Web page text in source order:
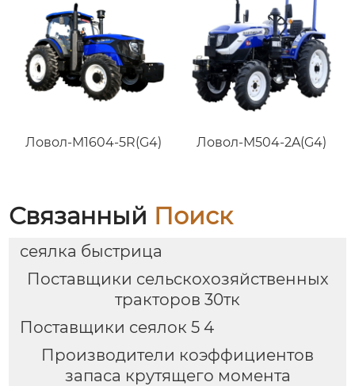
Ловол-M1604-5R(G4) Ловол-M504-2A(G4)
Связанный Поиск
сеялка быстрица
Поставщики сельскохозяйственных
тракторов 30тк
Поставщики сеялок 5 4
Производители коэффициентов
запаса крутящего момента